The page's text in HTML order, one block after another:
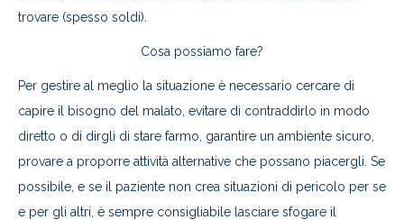
trovare (spesso soldi).
Cosa possiamo fare?
Per gestire al meglio la situazione è necessario cercare di
capire il bisogno del malato, evitare di contraddirlo in modo
diretto o di dirgli di stare farmo, garantire un ambiente sicuro,
provare a proporre attività alternative che possano piacergli. Se
possibile, e se il paziente non crea situazioni di pericolo per se
e per gli altri, è sempre consigliabile lasciare sfogare il